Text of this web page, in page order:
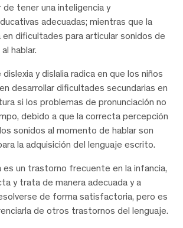
de tener una inteligencia y
adecuadas; mientras que la
dificultades para articular sonidos de
hablar.
y dislalia radica en que los niños
desarrollar dificultades secundarias en
si los problemas de pronunciación no
debido a que la correcta percepción
sonidos al momento de hablar son
la adquisición del lenguaje escrito.
es un trastorno frecuente en la infancia,
y trata de manera adecuada y a
de forma satisfactoria, pero es
de otros trastornos del lenguaje.